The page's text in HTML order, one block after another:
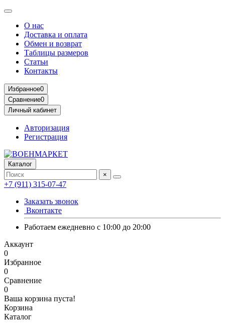
О нас
Доставка и оплата
Обмен и возврат
Таблицы размеров
Статьи
Контакты
Избранное0
Сравнение0
Личный кабинет
Авторизация
Регистрация
Каталог
×
+7 (911) 315-07-47
Заказать звонок
Вконтакте
Работаем ежедневно с 10:00 до 20:00
Аккаунт
0
Избранное
0
Сравнение
0
Ваша корзина пуста!
Корзина
Каталог